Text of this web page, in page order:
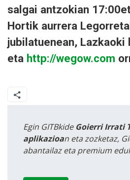
salgai antzokian
Hortik aurrera
jubilatuenean, Lazkaoki
eta http://wegow.com
Egin GITBkide Goierri Irrati
aplikazioan eta zozketaz,
abantailaz eta premium